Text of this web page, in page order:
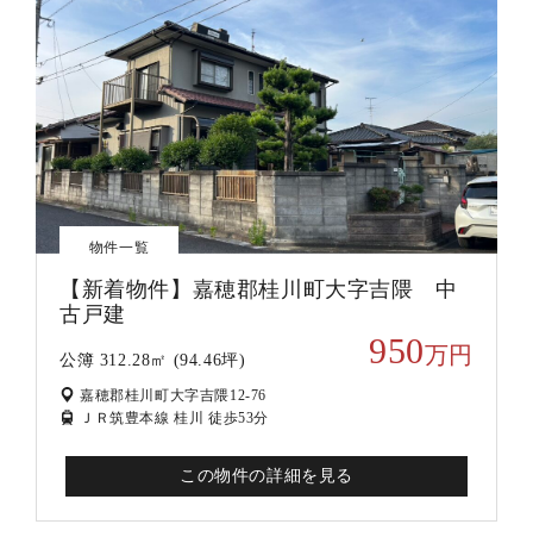
物件一覧
【新着物件】嘉穂郡桂川町大字吉隈 中
古戸建
公簿 312.28㎡ (94.46坪) 950万円
嘉穂郡桂川町大字吉隈12-76
ＪＲ筑豊本線 桂川 徒歩53分
この物件の詳細を見る